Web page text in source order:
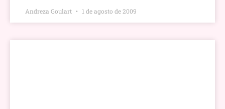
Andreza Goulart 1 de agosto de 2009